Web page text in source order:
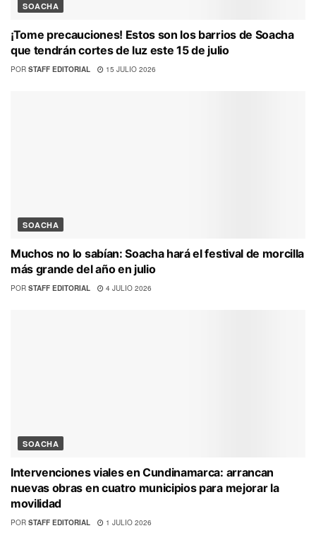
SOACHA
¡Tome precauciones! Estos son los barrios de Soacha
que tendrán cortes de luz este 15 de julio
POR STAFF EDITORIAL 15 JULIO 2026
SOACHA
Muchos no lo sabían: Soacha hará el festival de morcilla
más grande del año en julio
POR STAFF EDITORIAL 4 JULIO 2026
SOACHA
Intervenciones viales en Cundinamarca: arrancan
nuevas obras en cuatro municipios para mejorar la
movilidad
POR STAFF EDITORIAL 1 JULIO 2026